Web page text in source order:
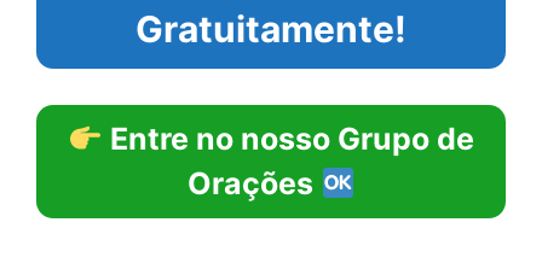
Gratuitamente!
Entre no nosso Grupo de
Orações